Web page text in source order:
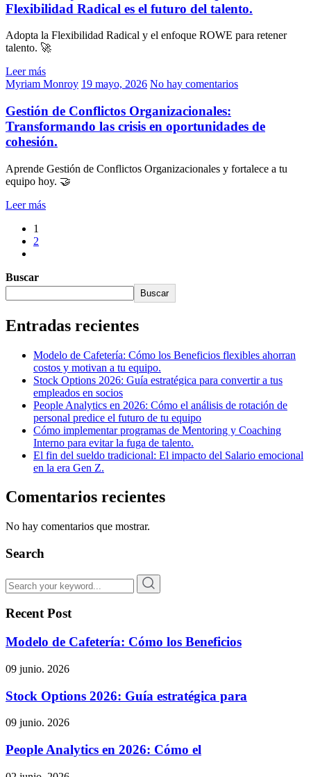
Flexibilidad Radical es el futuro del talento.
Adopta la Flexibilidad Radical y el enfoque ROWE para retener
talento. 🚀
Leer más
Myriam Monroy 19 mayo, 2026 No hay comentarios
Gestión de Conflictos Organizacionales:
Transformando las crisis en oportunidades de
cohesión.
Aprende Gestión de Conflictos Organizacionales y fortalece a tu
equipo hoy. 🤝
Leer más
1
2
Buscar
Buscar
Entradas recientes
Modelo de Cafetería: Cómo los Beneficios flexibles ahorran
costos y motivan a tu equipo.
Stock Options 2026: Guía estratégica para convertir a tus
empleados en socios
People Analytics en 2026: Cómo el análisis de rotación de
personal predice el futuro de tu equipo
Cómo implementar programas de Mentoring y Coaching
Interno para evitar la fuga de talento.
El fin del sueldo tradicional: El impacto del Salario emocional
en la era Gen Z.
Comentarios recientes
No hay comentarios que mostrar.
Search
Recent Post
Modelo de Cafetería: Cómo los Beneficios
09 junio. 2026
Stock Options 2026: Guía estratégica para
09 junio. 2026
People Analytics en 2026: Cómo el